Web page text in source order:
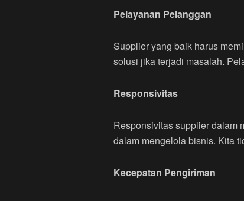
Pelayanan Pelanggan
Supplier yang baik harus
solusi jika terjadi masalah.
Responsivitas
Responsivitas supplier dalam
dalam mengelola bisnis. Kita
Kecepatan Pengiriman